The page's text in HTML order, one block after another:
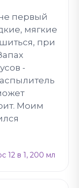
первый
мягкие
при
-
Моим
12 в 1, 200 мл